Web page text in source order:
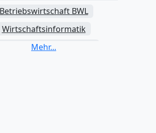
Betriebswirtschaft BWL
Wirtschaftsinformatik
VWL